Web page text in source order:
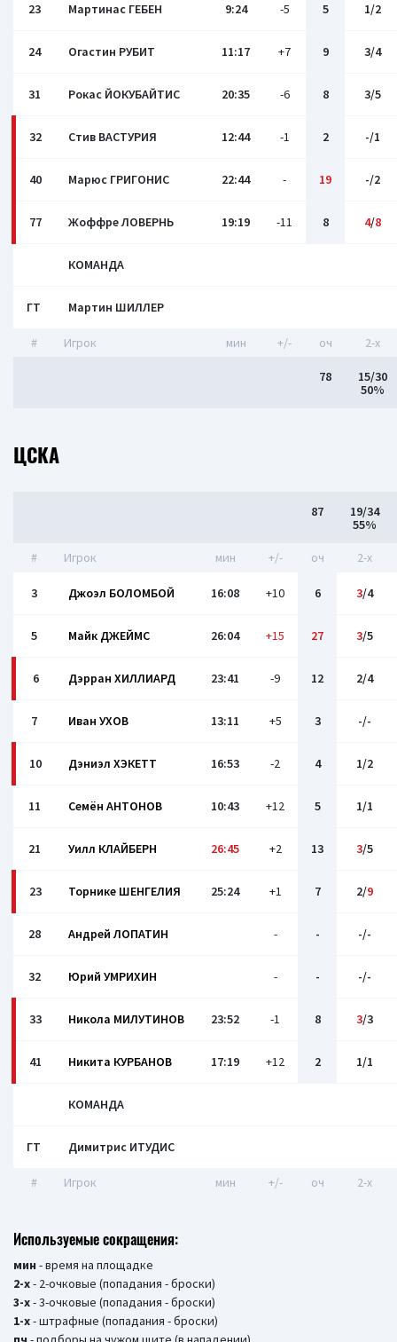
23 Мартинас ГЕБЕН 9:24 -5 5 1/2
24 Огастин РУБИТ 11:17 +7 9 3/4
31 Рокас ЙОКУБАЙТИС 20:35 -6 8 3/5
32 Стив ВАСТУРИЯ 12:44 -1 2 -/1
40 Марюс ГРИГОНИС 22:44 - 19 -/2
77 Жоффре ЛОВЕРНЬ 19:19 -11 8 4/8
КОМАНДА
ГТ Мартин ШИЛЛЕР
# Игрок мин +/- оч 2-x
78
15/30
50%
ЦСКА
87
19/34
55%
# Игрок мин +/- оч 2-x
3 Джоэл БОЛОМБОЙ 16:08 +10 6 3/4
5 Майк ДЖЕЙМС 26:04 +15 27 3/5
6 Дэрран ХИЛЛИАРД 23:41 -9 12 2/4
7 Иван УХОВ 13:11 +5 3 -/-
10 Дэниэл ХЭКЕТТ 16:53 -2 4 1/2
11 Семён АНТОНОВ 10:43 +12 5 1/1
21 Уилл КЛАЙБЕРН 26:45 +2 13 3/5
23 Торнике ШЕНГЕЛИЯ 25:24 +1 7 2/9
28 Андрей ЛОПАТИН - - -/-
32 Юрий УМРИХИН - - -/-
33 Никола МИЛУТИНОВ 23:52 -1 8 3/3
41 Никита КУРБАНОВ 17:19 +12 2 1/1
КОМАНДА
ГТ Димитрис ИТУДИС
# Игрок мин +/- оч 2-x
Используемые сокращения:
мин - время на площадке
2-х- 2-очковые (попадания - броски)
3-х- 3-очковые (попадания - броски)
1-х- штрафные (попадания - броски)